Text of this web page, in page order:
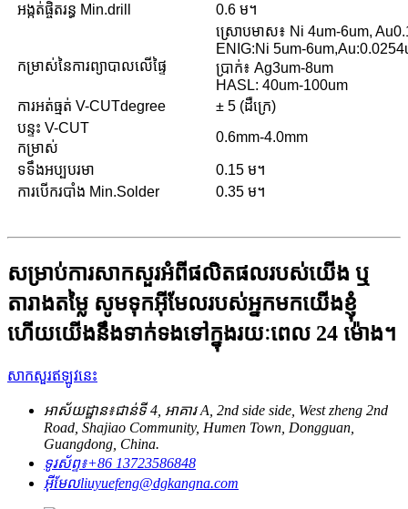
អង្កត់ផ្ចិតរន្ធ Min.drill
0.6 ម។
កម្រាស់នៃការព្យាបាលលើផ្ទៃ
ស្រោបមាស៖ Ni 4um-6um,
ENIG:Ni 5um-
ប្រាក់៖ Ag3um-8um
HASL: 40um-100um
ការអត់ធ្មត់ V-CUTdegree
± 5 (ដឺក្រេ)
បន្ទះ V-CUT
កម្រាស់
0.6mm-4.0mm
ទទឹងអប្បបរមា
0.15 ម។
ការបើករបាំង Min.Solder
0.35 ម។
សម្រាប់ការសាកសួរអំពីផលិតផលរបស់យើង ឬ
តារាងតម្លៃ សូមទុកអ៊ីមែលរបស់អ្នកមកយើងខ្ញុំ
ហើយយើងនឹងទាក់ទងទៅក្នុងរយៈពេល 24 ម៉ោង។
សាកសួរឥឡូវនេះ
អាស័យដ្ឋាន៖ជាន់ទី 4, អាគារ A, 2nd side side, West zheng 2nd
Road, Shajiao Community, Humen Town, Dongguan,
Guangdong, China.
ទូរស័ព្ទ៖+86 13723586848
អ៊ីមែលliuyuefeng@dgkangna.com